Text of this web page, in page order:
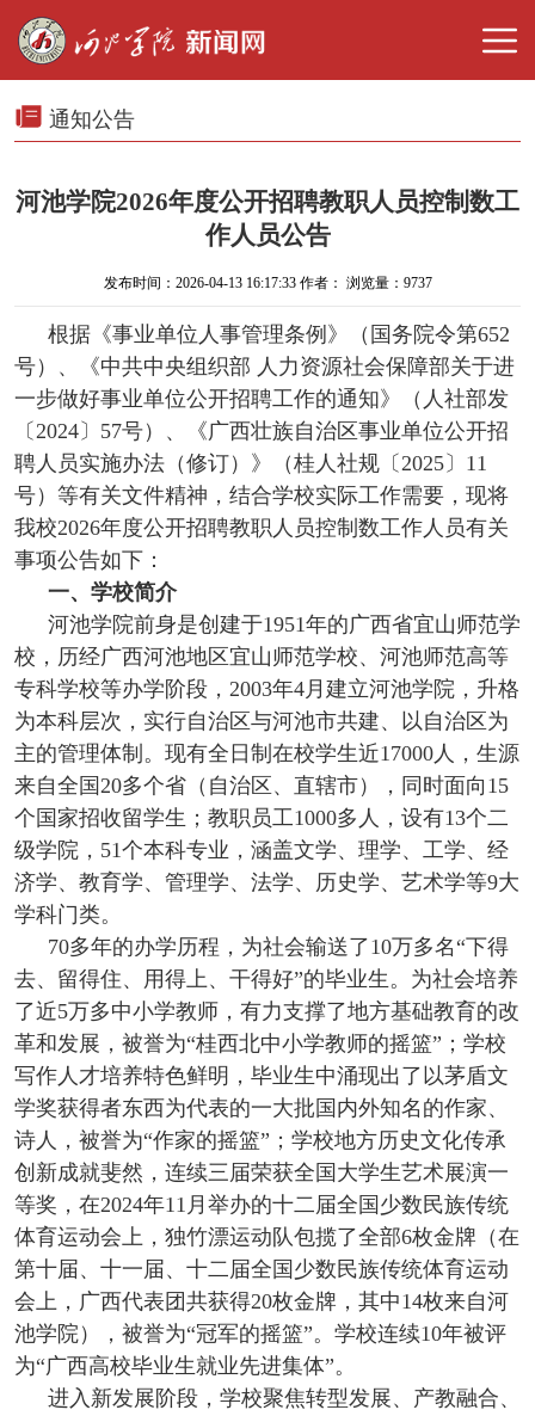
通知公告
河池学院2026年度公开招聘教职人员控制数工
作人员公告
发布时间：2026-04-13 16:17:33 作者： 浏览量： 9737
根据《事业单位人事管理条例》（国务院令第652
号）、《中共中央组织部 人力资源社会保障部关于进
一步做好事业单位公开招聘工作的通知》（人社部发
〔2024〕57号）、《广西壮族自治区事业单位公开招
聘人员实施办法（修订）》（桂人社规〔2025〕11
号）等有关文件精神，结合学校实际工作需要，现将
我校2026年度公开招聘教职人员控制数工作人员有关
事项公告如下：
一、学校简介
河池学院前身是创建于1951年的广西省宜山师范学
校，历经广西河池地区宜山师范学校、河池师范高等
专科学校等办学阶段，2003年4月建立河池学院，升格
为本科层次，实行自治区与河池市共建、以自治区为
主的管理体制。现有全日制在校学生近17000人，生源
来自全国20多个省（自治区、直辖市），同时面向15
个国家招收留学生；教职员工1000多人，设有13个二
级学院，51个本科专业，涵盖文学、理学、工学、经
济学、教育学、管理学、法学、历史学、艺术学等9大
学科门类。
70多年的办学历程，为社会输送了10万多名“下得
去、留得住、用得上、干得好”的毕业生。为社会培养
了近5万多中小学教师，有力支撑了地方基础教育的改
革和发展，被誉为“桂西北中小学教师的摇篮”；学校
写作人才培养特色鲜明，毕业生中涌现出了以茅盾文
学奖获得者东西为代表的一大批国内外知名的作家、
诗人，被誉为“作家的摇篮”；学校地方历史文化传承
创新成就斐然，连续三届荣获全国大学生艺术展演一
等奖，在2024年11月举办的十二届全国少数民族传统
体育运动会上，独竹漂运动队包揽了全部6枚金牌（在
第十届、十一届、十二届全国少数民族传统体育运动
会上，广西代表团共获得20枚金牌，其中14枚来自河
池学院），被誉为“冠军的摇篮”。学校连续10年被评
为“广西高校毕业生就业先进集体”。
进入新发展阶段，学校聚焦转型发展、产教融合、